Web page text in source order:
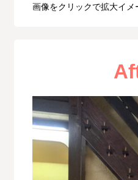
画像をクリックで拡大イメ